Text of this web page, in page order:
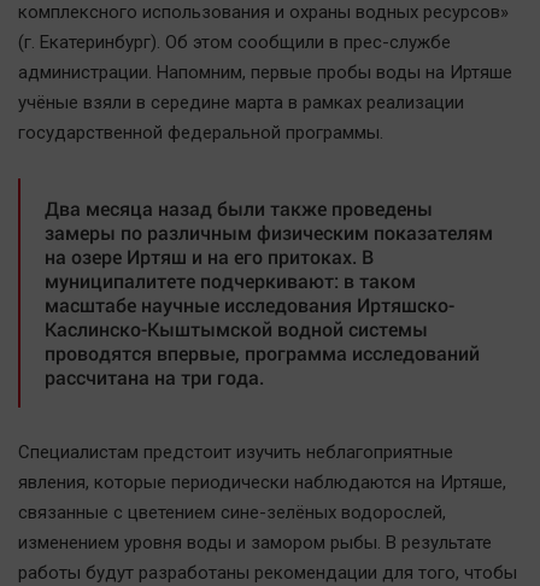
Происшествия
Здоровье
Культура
Курилка
Спорт
Технологии
Отраслевые темы
Hедвижимость
Образование
Автомобили
XX век: криминальные уроки
Банки
Медиаграмотность
комплексного использования и охраны водных ресурсов»
(г. Екатеринбург). Об этом сообщили в прес-службе
администрации. Напомним, первые пробы воды на Иртяше
учёные взяли в середине марта в рамках реализации
государственной федеральной программы.
Два месяца назад были также проведены
замеры по различным физическим показателям
на озере Иртяш и на его притоках. В
муниципалитете подчеркивают: в таком
масштабе научные исследования Иртяшско-
Каслинско-Кыштымской водной системы
проводятся впервые, программа исследований
рассчитана на три года.
Специалистам предстоит изучить неблагоприятные
явления, которые периодически наблюдаются на Иртяше,
связанные с цветением сине-зелёных водорослей,
изменением уровня воды и замором рыбы. В результате
работы будут разработаны рекомендации для того, чтобы